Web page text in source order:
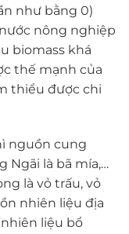
như bằng 0)
nông nghiệp
biomass khá
thế mạnh của
thiểu được chi
nguồn cung
Ngãi là bã mía,…
là vỏ trấu, vỏ
nhiên liệu địa
liệu bổ